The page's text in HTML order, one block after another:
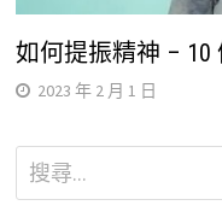
如何提振精神 – 10
2023 年 2 月 1 日
搜
尋